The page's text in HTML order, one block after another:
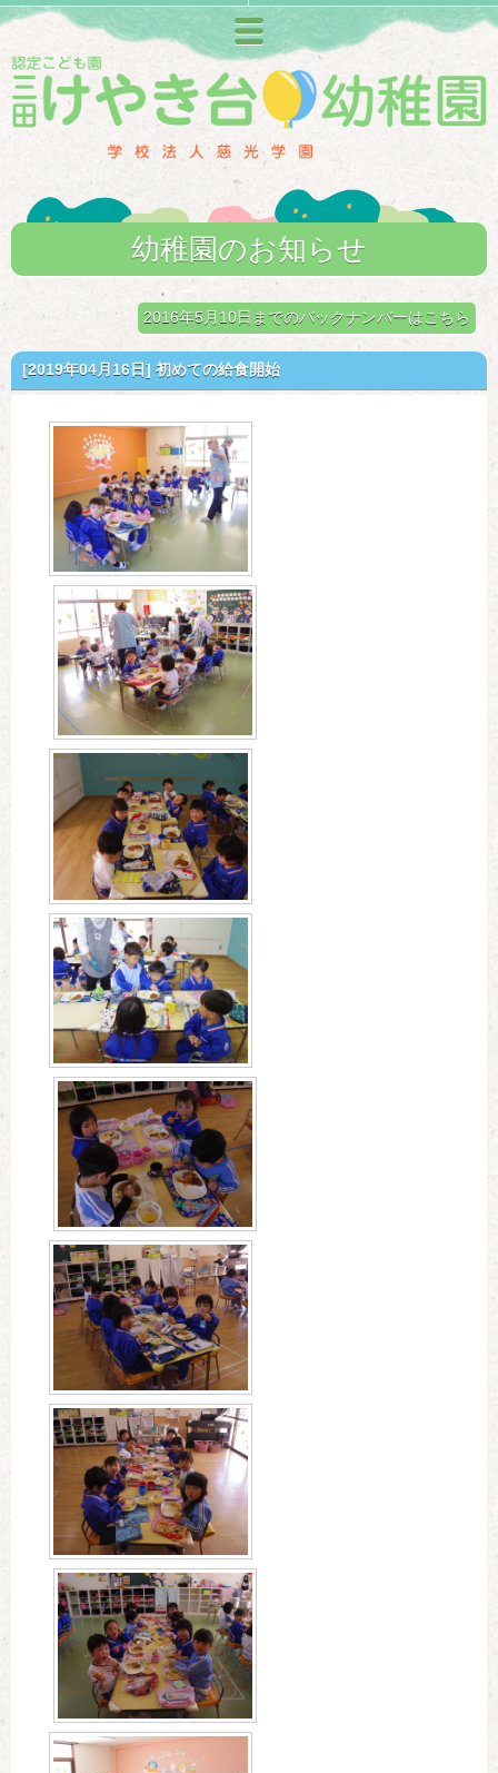
メニュー
幼稚園のお知らせ
2016年5月10日までのバックナンバーはこちら
[2019年04月16日] 初めての給食開始